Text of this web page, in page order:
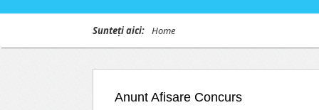
Sunteți aici: Home
Anunt Afisare Concurs